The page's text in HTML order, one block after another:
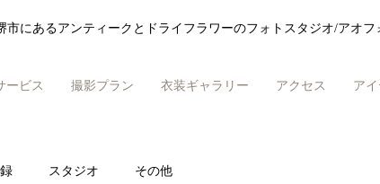
市にあるアンティークとドライフラワーのフォトスタジオ/アオフ
ービス 撮影プラン 衣装ギャラリー アクセス ア
スタジオ その他